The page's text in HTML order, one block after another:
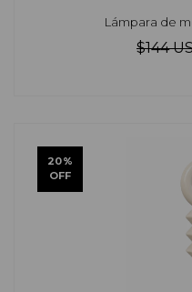
Lámpara de
$144
20%
OFF